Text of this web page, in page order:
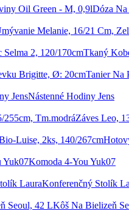
Dóza
Tkaný
Tanier Na
Nástenné Hodiny Jens
Záves Leo,
Komoda 4-You Yuk07
Konferenčný Stolík
Kôš Na Bielizeň